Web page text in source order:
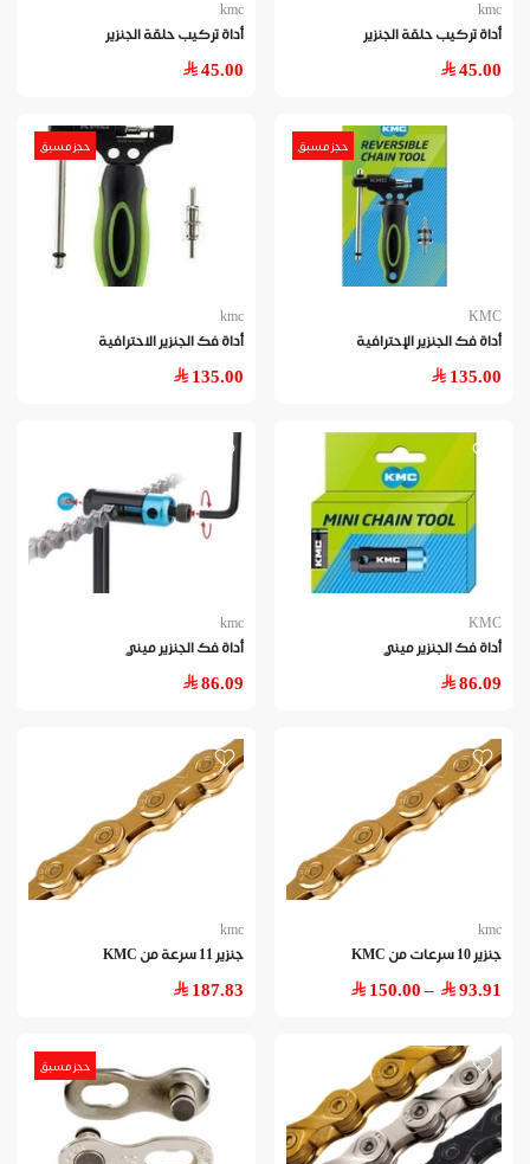
kmc
أداة تركيب حلقة الجنزير
45.00
kmc
أداة تركيب حلقة الجنزير
45.00
حجز مسبق
KMC
أداة فك الجنزير الإحترافية
135.00
حجز مسبق
kmc
أداة فك الجنزير الاحترافية
135.00
KMC
أداة فك الجنزير ميني
86.09
kmc
أداة فك الجنزير ميني
86.09
kmc
جنزير 10 سرعات من KMC
93.91
– 150.00
kmc
جنزير 11 سرعة من KMC
187.83
حجز مسبق